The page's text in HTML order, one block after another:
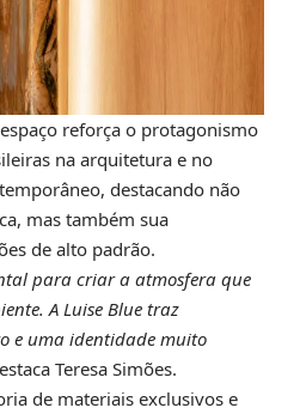
reforça o protagonismo
na arquitetura e no
destacando não
mas também sua
de alto padrão.
para criar a atmosfera que
A Luise Blue traz
e uma identidade muito
Teresa Simões.
de materiais exclusivos e